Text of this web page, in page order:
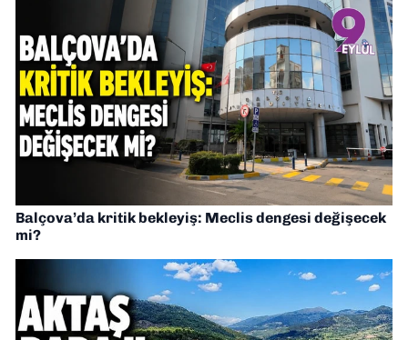
Balçova’da kritik bekleyiş: Meclis dengesi değişecek
mi?